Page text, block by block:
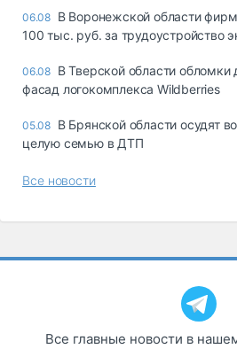
06.08 В Воронежской области
100 тыс. руб. за трудоустройство
06.08 В Тверской области обломки
фасад логокомплекса Wildberries
05.08 В Брянской области осудят
целую семью в ДТП
Все новости
Все главные новости в